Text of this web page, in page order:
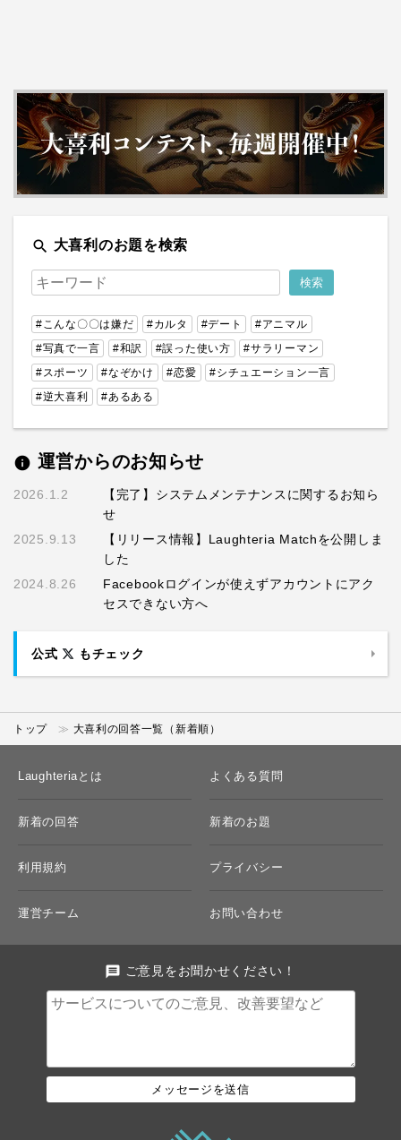
search 大喜利のお題を検索
#こんな〇〇は嫌だ #カルタ #デート
#アニマル
#写真で一言
#和訳 #誤った使い方
#サラリーマン
#スポーツ
#なぞかけ #恋愛
#シチュエーション一言
#逆大喜利
#あるある
info 運営からのお知らせ
2026.1.2
【完了】システムメンテナンスに関するお知ら
せ
2025.9.13
【リリース情報】Laughteria Matchを公開しま
した
2024.8.26
Facebookログインが使えずアカウントにアク
セスできない方へ
公式 もチェック
トップ 大喜利の回答一覧（新着順）
Laughteriaとは よくある質問
新着の回答 新着のお題
利用規約 プライバシー
運営チーム お問い合わせ
message ご意見をお聞かせください！
メッセージを送信